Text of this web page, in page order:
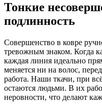
Тонкие
подлинность
Совершенство в ковре
тревожным знаком. Когда
каждая линия идеально
меняется ни на волос,
работа. Наши ткачи, при
остаются людьми. В их
неровности, что делают